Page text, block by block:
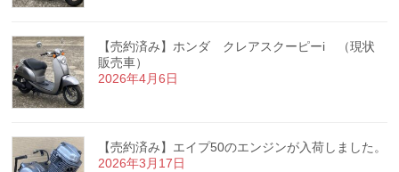
【売約済み】ホンダ クレアスクーピーi （現状
販売車）
2026年4月6日
【売約済み】エイプ50のエンジンが入荷しました。
2026年3月17日